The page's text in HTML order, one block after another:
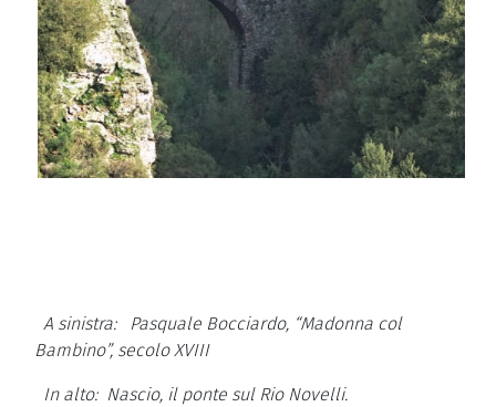
A sinistra: Pasquale Bocciardo, “Madonna col
Bambino”, secolo XVIII
In alto: Nascio, il ponte sul Rio Novelli.